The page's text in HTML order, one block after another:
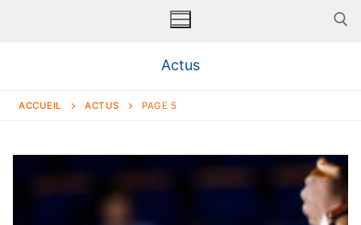
Actus
ACCUEIL ACTUS PAGE 5